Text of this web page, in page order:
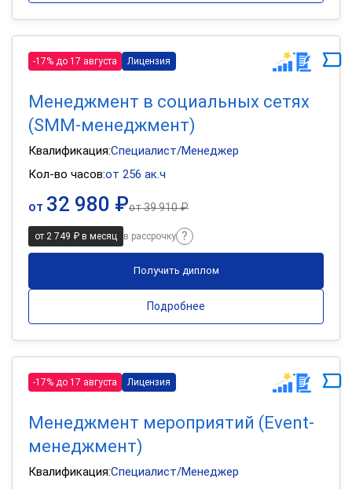
-17% до 17 августа Лицензия
Менеджмент в социальных сетях
(SMM-менеджмент)
Квалификация:Специалист/Менеджер
Кол-во часов:от 256 ак.ч
от 32 980 ₽от39 910 ₽
от 2 749 ₽ в месяц в рассрочку
Получить диплом
Подробнее
-17% до 17 августа Лицензия
Менеджмент мероприятий (Event-
менеджмент)
Квалификация:Специалист/Менеджер